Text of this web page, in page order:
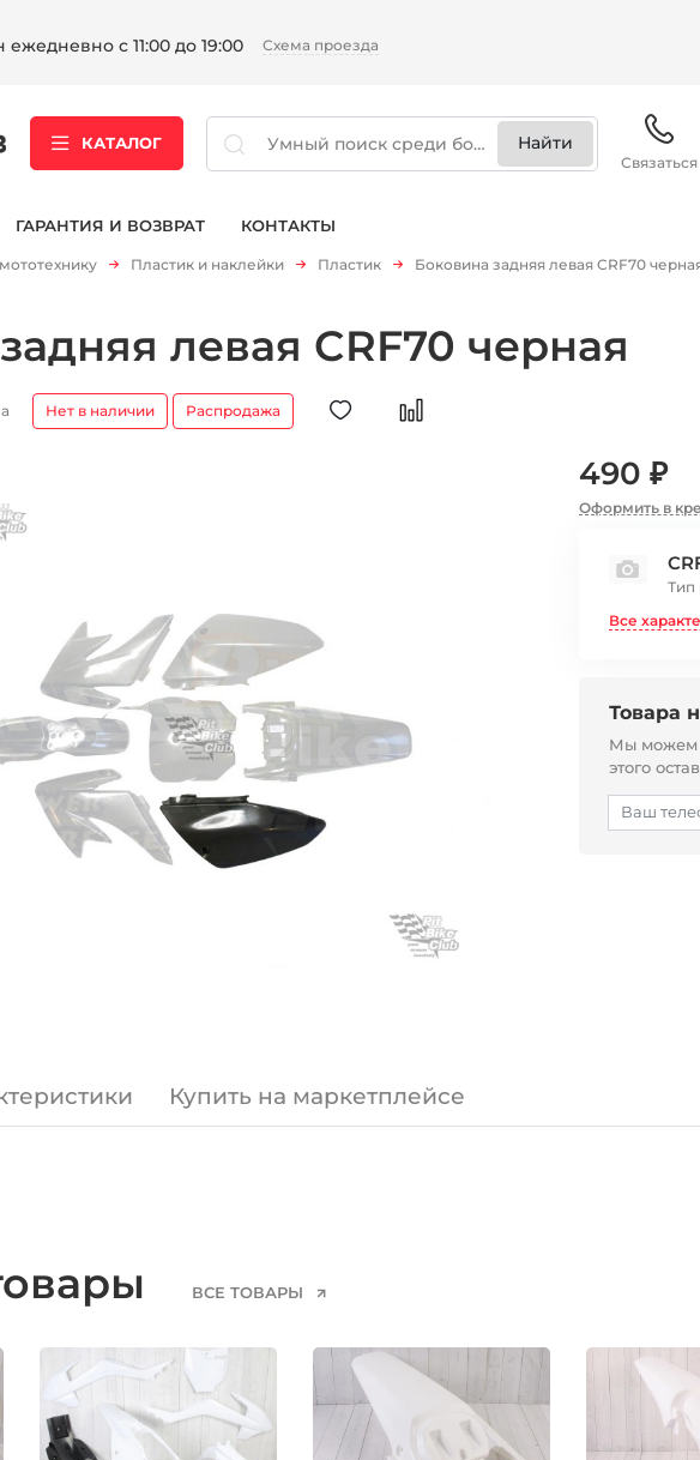
с 11:00 до 19:00 Схема проезда
КАТАЛОГ
Связаться
ГАРАНТИЯ И ВОЗВРАТ КОНТАКТЫ
Пластик и наклейки Пластик Боковина задняя левая CRF70
левая CRF70 черная
Нет в наличии Распродажа
490 ₽
Оформить в
Тип
Все
Товара
Мы можем
этого
Купить на маркетплейсе
ВСЕ ТОВАРЫ